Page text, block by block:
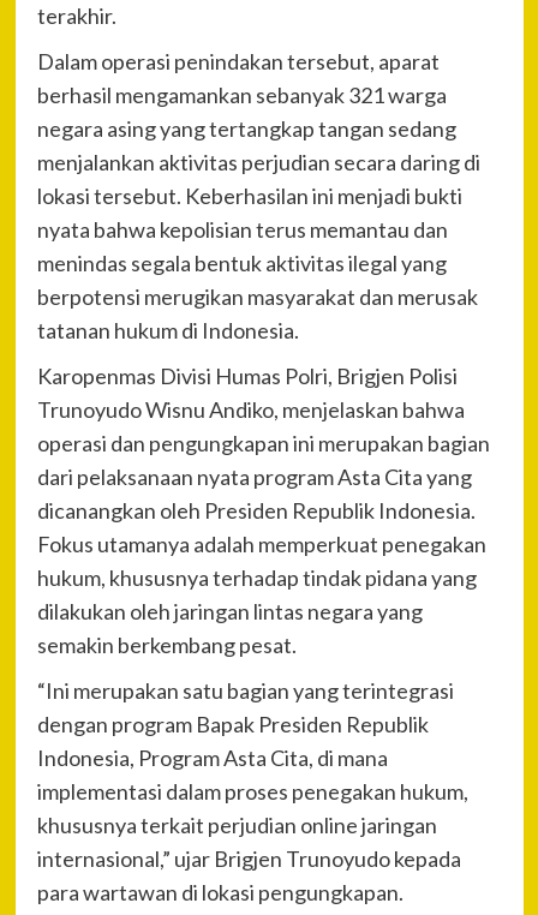
terakhir.
Dalam operasi penindakan tersebut, aparat
berhasil mengamankan sebanyak 321 warga
negara asing yang tertangkap tangan sedang
menjalankan aktivitas perjudian secara daring di
lokasi tersebut. Keberhasilan ini menjadi bukti
nyata bahwa kepolisian terus memantau dan
menindas segala bentuk aktivitas ilegal yang
berpotensi merugikan masyarakat dan merusak
tatanan hukum di Indonesia.
Karopenmas Divisi Humas Polri, Brigjen Polisi
Trunoyudo Wisnu Andiko, menjelaskan bahwa
operasi dan pengungkapan ini merupakan bagian
dari pelaksanaan nyata program Asta Cita yang
dicanangkan oleh Presiden Republik Indonesia.
Fokus utamanya adalah memperkuat penegakan
hukum, khususnya terhadap tindak pidana yang
dilakukan oleh jaringan lintas negara yang
semakin berkembang pesat.
“Ini merupakan satu bagian yang terintegrasi
dengan program Bapak Presiden Republik
Indonesia, Program Asta Cita, di mana
implementasi dalam proses penegakan hukum,
khususnya terkait perjudian online jaringan
internasional,” ujar Brigjen Trunoyudo kepada
para wartawan di lokasi pengungkapan.